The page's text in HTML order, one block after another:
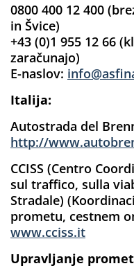
0800 400 12 400
in Švice)
+43 (0)1 955 12 66
zaračunajo)
E-naslov:
Italija:
Autostrada del
http://
CCISS (Centro
sul traffico, sulla
Stradale)
prometu, cestnem
www.cciss.it
Upravljanje